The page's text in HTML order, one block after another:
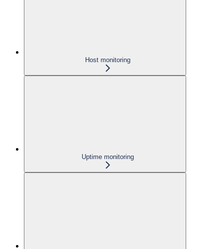
Host monitoring
Uptime monitoring